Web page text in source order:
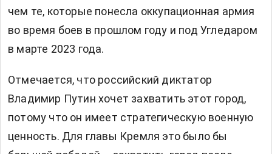
чем те, которые понесла оккупационная армия
во время боев в прошлом году и под Угледаром
в марте 2023 года.
Отмечается, что российский диктатор
Владимир Путин хочет захватить этот город,
потому что он имеет стратегическую военную
ценность. Для главы Кремля это было бы